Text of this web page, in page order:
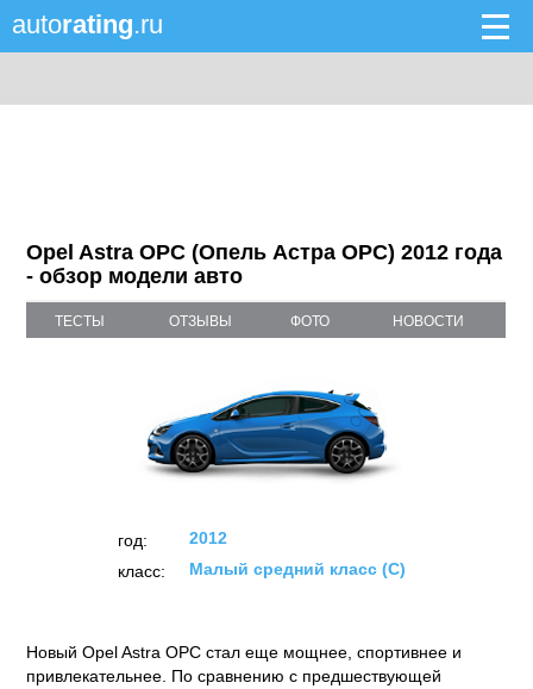
autorating.ru
Opel Astra OPC (Опель Астра OPC) 2012 года
- обзор модели авто
ТЕСТЫ ОТЗЫВЫ ФОТО НОВОСТИ
год:
2012
класс:
Малый средний класс (C)
Новый Opel Astra OPC стал еще мощнее, спортивнее и
привлекательнее. По сравнению с предшествующей